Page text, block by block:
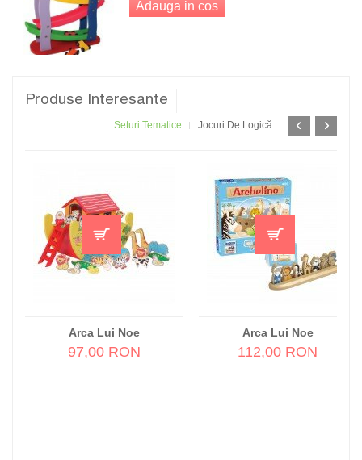
70,00 RON
Produse Interesante
Seturi Tematice Jocuri De Logică
Arca Lui Noe
97,00 RON
Arca Lui Noe
112,00 RON